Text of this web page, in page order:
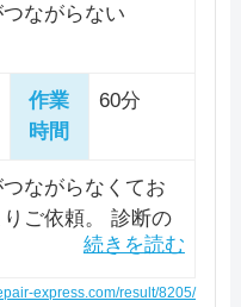
ながらない
作業
時間
60分
ながらなくてお
ご依頼。 診断の
NetworkとWindow
オフになっている
express.com/result/8205/